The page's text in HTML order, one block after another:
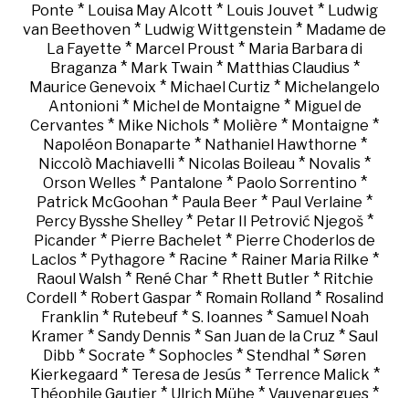
Ponte * Louisa May Alcott * Louis Jouvet * Ludwig
van Beethoven * Ludwig Wittgenstein * Madame de
La Fayette * Marcel Proust * Maria Barbara di
Braganza* Mark Twain* Matthias Claudius*
Maurice Genevoix * Michael Curtiz * Michelangelo
Antonioni* Michel de Montaigne * Miguel de
Cervantes * Mike Nichols * Molière * Montaigne *
Napoléon Bonaparte * Nathaniel Hawthorne *
Niccolò Machiavelli * Nicolas Boileau * Novalis *
Orson Welles* Pantalone * Paolo Sorrentino *
Patrick McGoohan * Paula Beer * Paul Verlaine *
Percy Bysshe Shelley * Petar II Petrović Njegoš *
Picander * Pierre Bachelet * Pierre Choderlos de
Laclos* Pythagore * Racine * Rainer Maria Rilke *
Raoul Walsh* René Char* Rhett Butler* Ritchie
Cordell * Robert Gaspar* Romain Rolland* Rosalind
Franklin* Rutebeuf* S. Ioannes* Samuel Noah
Kramer * Sandy Dennis * San Juan de la Cruz * Saul
Dibb * Socrate * Sophocles * Stendhal * Søren
Kierkegaard* Teresa de Jesús* Terrence Malick *
Théophile Gautier * Ulrich Mühe * Vauvenargues *